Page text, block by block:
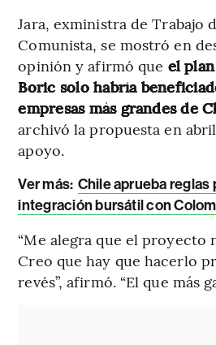
Jara, exministra de Trabajo
Comunista, se mostró en
opinión y afirmó que el
Boric solo habría
empresas más grandes de
archivó la propuesta en
apoyo.
Ver más: Chile aprueba reglas
integración bursátil con
“Me alegra que el proyecto
Creo que hay que hacerlo
revés”, afirmó. “El que más